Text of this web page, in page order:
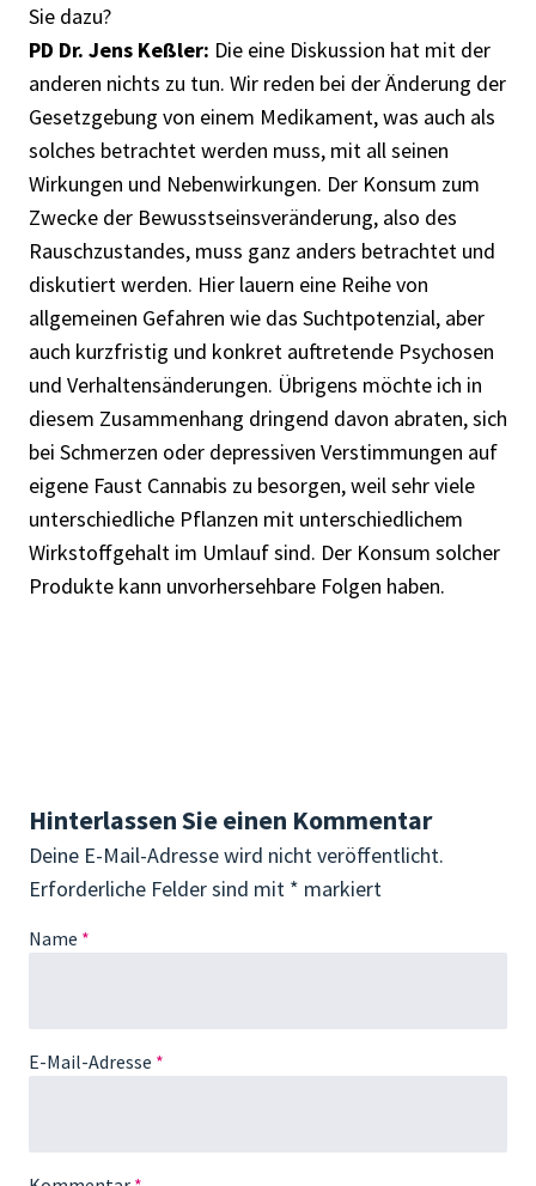
Sie dazu?
PD Dr. Jens Keßler: Die eine Diskussion hat mit der
anderen nichts zu tun. Wir reden bei der Änderung der
Gesetzgebung von einem Medikament, was auch als
solches betrachtet werden muss, mit all seinen
Wirkungen und Nebenwirkungen. Der Konsum zum
Zwecke der Bewusstseinsveränderung, also des
Rauschzustandes, muss ganz anders betrachtet und
diskutiert werden. Hier lauern eine Reihe von
allgemeinen Gefahren wie das Suchtpotenzial, aber
auch kurzfristig und konkret auftretende Psychosen
und Verhaltensänderungen. Übrigens möchte ich in
diesem Zusammenhang dringend davon abraten, sich
bei Schmerzen oder depressiven Verstimmungen auf
eigene Faust Cannabis zu besorgen, weil sehr viele
unterschiedliche Pflanzen mit unterschiedlichem
Wirkstoffgehalt im Umlauf sind. Der Konsum solcher
Produkte kann unvorhersehbare Folgen haben.
Hinterlassen Sie einen Kommentar
Deine E-Mail-Adresse wird nicht veröffentlicht.
Erforderliche Felder sind mit * markiert
Name *
E-Mail-Adresse *